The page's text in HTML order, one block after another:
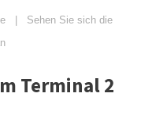
| Sehen Sie sich die
Terminal 2